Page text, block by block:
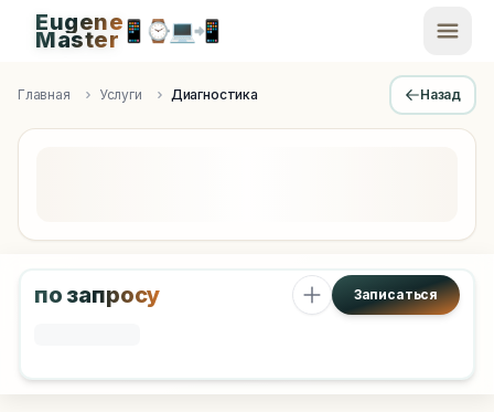
Apple Diagnostics & Engineering Authority in Saint
Eugene
Master📱 ⌚💻📲
Главная Услуги Диагностика Назад
по запросу Записаться